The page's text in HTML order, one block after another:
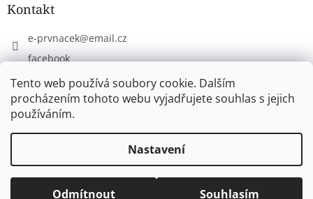
Tento web používá soubory cookie. Dalším
procházením tohoto webu vyjadřujete souhlas s jejich
používáním.
Nastavení
Odmítnout Souhlasím
Kontakt
e-prvnacek@email.cz
facebook
eprvnacek
Copyright 2026www.e-prvnacek.cz. Všechna práva